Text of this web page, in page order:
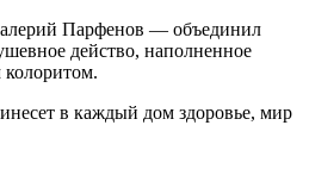
Парфенов — объединил
действо, наполненное
в каждый дом здоровье, мир